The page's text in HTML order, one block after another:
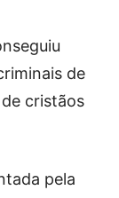
de
cristãos
pela